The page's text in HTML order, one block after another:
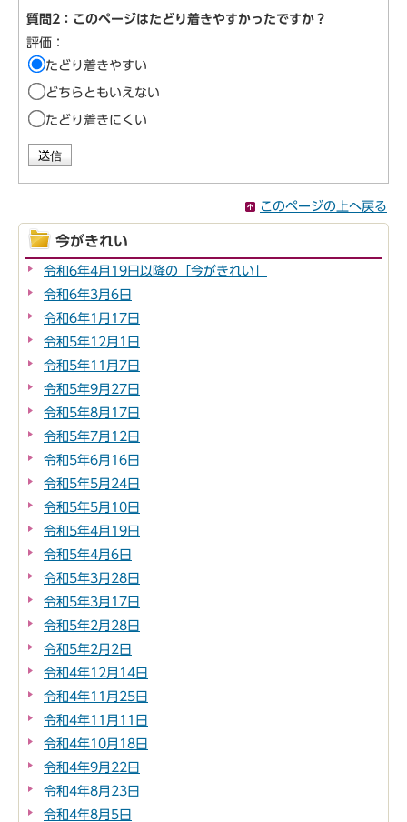
質問2：このページはたどり着きやすかったですか？
評価：
たどり着きやすい
どちらともいえない
たどり着きにくい
このページの上へ戻る
今がきれい
令和6年4月19日以降の「今がきれい」
令和6年3月6日
令和6年1月17日
令和5年12月1日
令和5年11月7日
令和5年9月27日
令和5年8月17日
令和5年7月12日
令和5年6月16日
令和5年5月24日
令和5年5月10日
令和5年4月19日
令和5年4月6日
令和5年3月28日
令和5年3月17日
令和5年2月28日
令和5年2月2日
令和4年12月14日
令和4年11月25日
令和4年11月11日
令和4年10月18日
令和4年9月22日
令和4年8月23日
令和4年8月5日